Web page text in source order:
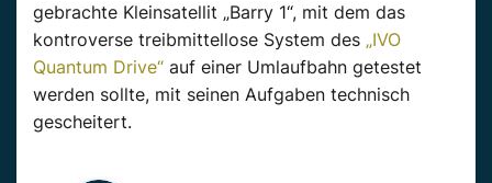
gebrachte Kleinsatellit „Barry 1“, mit dem das
kontroverse treibmittellose System des „IVO
Quantum Drive“ auf einer Umlaufbahn getestet
werden sollte, mit seinen Aufgaben technisch
gescheitert.